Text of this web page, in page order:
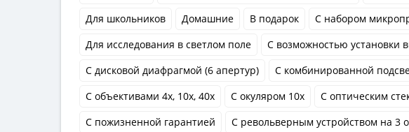
Для школьников
Домашние В подарок С набором
Для исследования в светлом поле
С возможностью установки
С дисковой диафрагмой (6 апертур)
С комбинированной
С объективами 4x, 10x, 40x
С окуляром 10x С оптическим
С пожизненной гарантией
С револьверным устройством на 3